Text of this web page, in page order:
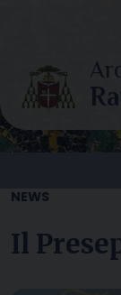
content
NEWS
Il